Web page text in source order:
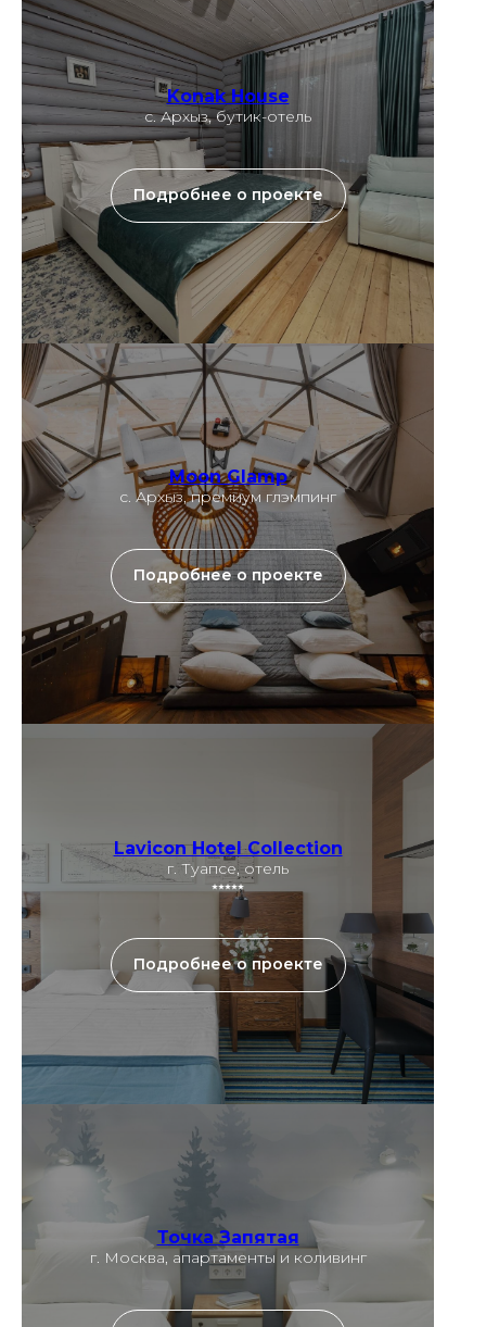
Konak House
с. Архыз, бутик-отель
Подробнее о проекте
Moon Glamp
c. Архыз, премиум глэмпинг
Подробнее о проекте
Lavicon Hotel Collection
г. Туапсе, отель
⭑⭑⭑⭑⭑
Подробнее о проекте
Точка Запятая
г. Москва, апартаменты и коливинг